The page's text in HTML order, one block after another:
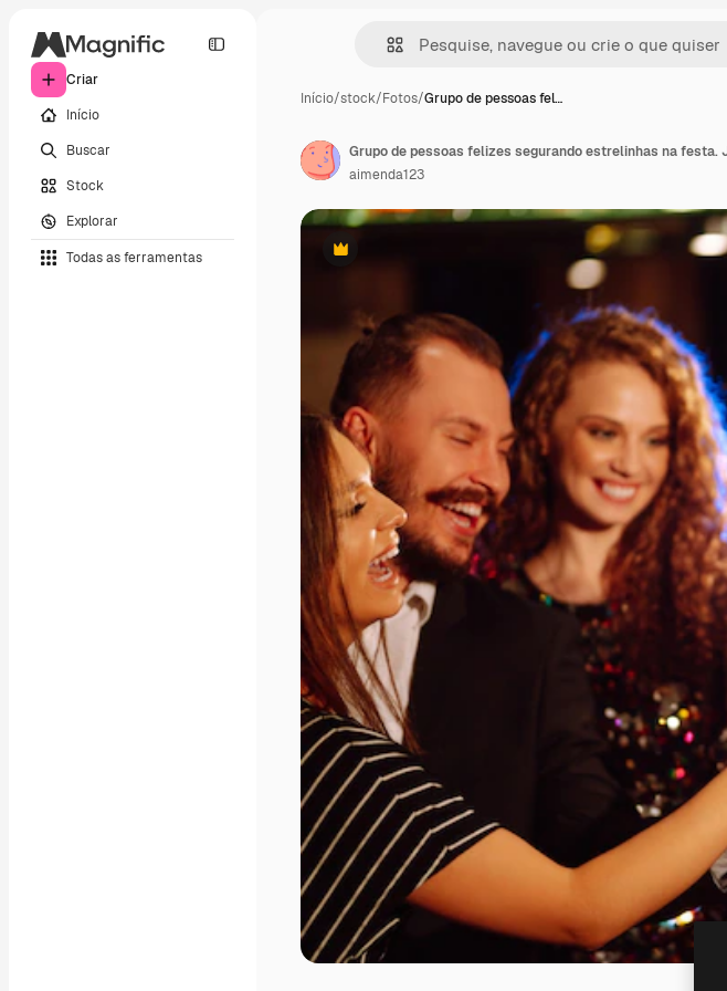
Criar
Início
Buscar
Stock
Explorar
Todas as ferramentas
Início/stock/Fotos/Grupo de pessoas fel…
Premium
aimenda123